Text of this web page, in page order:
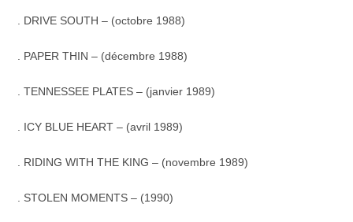
. DRIVE SOUTH – (octobre 1988)
. PAPER THIN – (décembre 1988)
. TENNESSEE PLATES – (janvier 1989)
. ICY BLUE HEART – (avril 1989)
. RIDING WITH THE KING – (novembre 1989)
. STOLEN MOMENTS – (1990)